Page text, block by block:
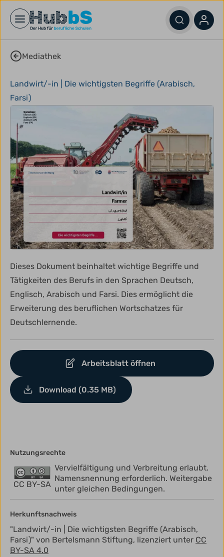
Open main menu
Mediathek
Landwirt/-in | Die wichtigsten Begriffe (Arabisch,
Farsi)
Dieses Dokument beinhaltet wichtige Begriffe und
Tätigkeiten des Berufs in den Sprachen Deutsch,
Englisch, Arabisch und Farsi. Dies ermöglicht die
Erweiterung des beruflichen Wortschatzes für
Deutschlernende.
Arbeitsblatt öffnen
Download (0.35 MB)
Nutzungsrechte
CC BY-SA
Vervielfältigung und Verbreitung erlaubt.
Namensnennung erforderlich. Weitergabe
unter gleichen Bedingungen.
Herkunftsnachweis
"Landwirt/-in | Die wichtigsten Begriffe (Arabisch,
Farsi)" von Bertelsmann Stiftung, lizenziert unter CC
BY-SA 4.0